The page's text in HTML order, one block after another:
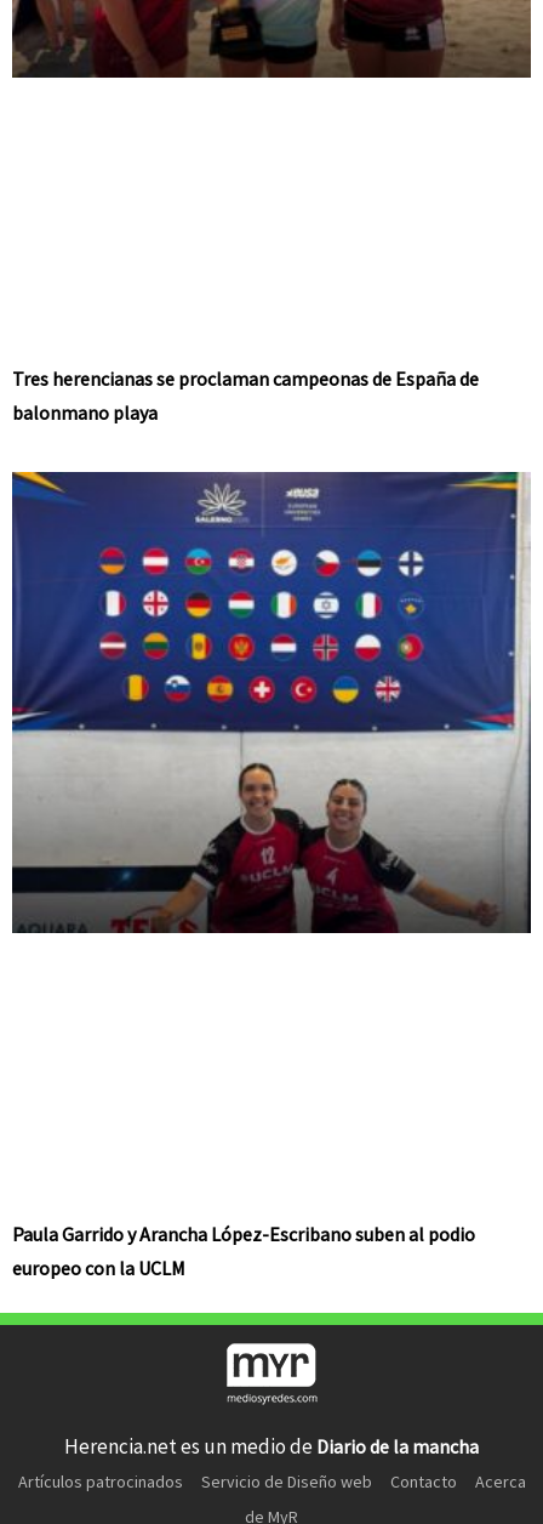
Tres herencianas se proclaman campeonas de España de
balonmano playa
Paula Garrido y Arancha López-Escribano suben al podio
europeo con la UCLM
Herencia.net es un medio de Diario de la mancha
Artículos patrocinados Servicio de Diseño web Contacto
Acerca
de MyR